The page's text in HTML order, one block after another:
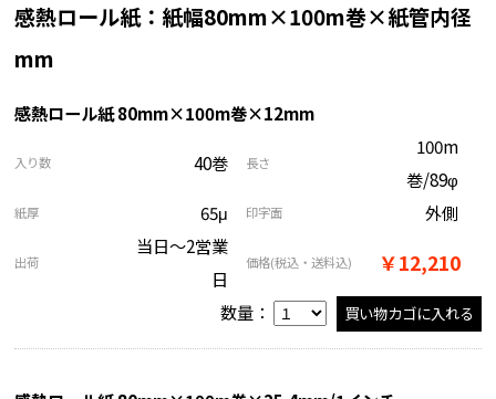
感熱ロール紙：紙幅80mm×100m巻×紙管内径
mm
感熱ロール紙 80mm×100m巻×12mm
入り数 40巻 長さ
100m
巻/89φ
紙厚 65μ 印字面 外側
出荷
当日～2営業
日
価格(税込・送料込) ￥12,210
数量：